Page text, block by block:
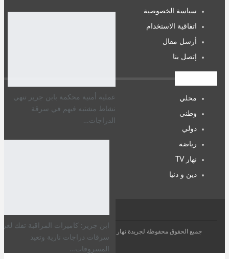
عملية أمنية محكمة بابن جرير تنهي
نشاط مشتبه فيهم في سرقة
الدراجات…
ابن جرير: كاميرات المراقبة تفك لغز
سرقات دراجات نارية وتعيد
المسروقات…
سياسة الخصوصية
اتفاقية الاستخدام
أرسل مقال
إتصل بنا
محلي
وطني
دولي
رياضة
نهار TV
دين و دنيا
جميع الحقوق محفوظة لجريدة نهار بريس 2026